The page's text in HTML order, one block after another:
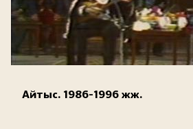
Айтыс. 1986-1996 жж.